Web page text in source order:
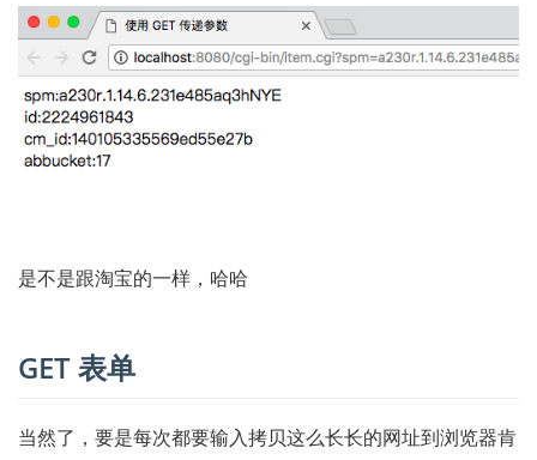
是不是跟淘宝的一样，哈哈
GET 表单
当然了，要是每次都要输入拷贝这么长长的网址到浏览器肯